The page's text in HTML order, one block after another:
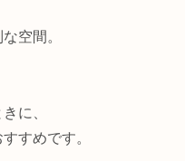
空間。
に、
すめです。